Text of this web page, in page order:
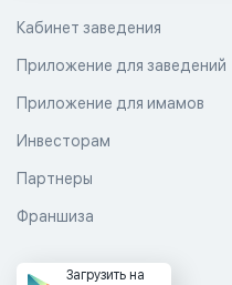
Кабинет заведения
Приложение для заведений
Приложение для имамов
Инвесторам
Партнеры
Франшиза
Загрузить на